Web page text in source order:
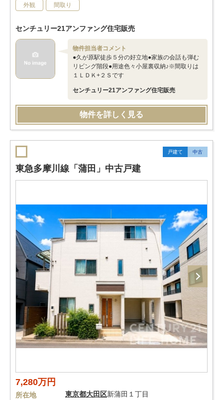
外観 間取り
センチュリー21アンファング住宅販売
物件担当者コメント
●久が原駅徒歩５分の好立地●家族の会話も弾む
リビング階段●用途色々小屋裏収納♪※間取りは
１ＬＤＫ+２Ｓです
センチュリー21アンファング住宅販売
物件を詳しく見る
戸建て 中古
東急多摩川線「蒲田」中古戸建
7,280万円
所在地 東京都大田区新蒲田１丁目